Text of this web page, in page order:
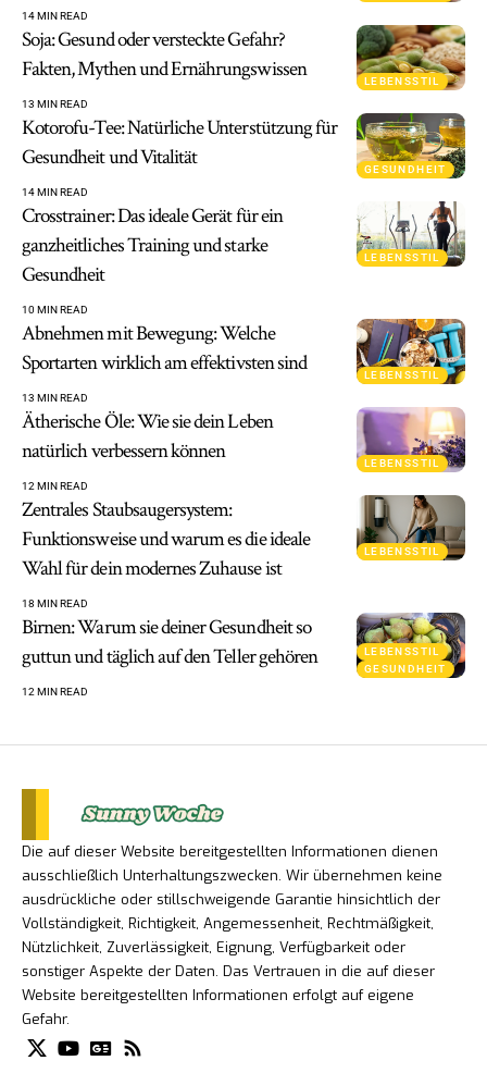
14 MIN READ
LEBENSSTIL
Soja: Gesund oder versteckte Gefahr?
Fakten, Mythen und Ernährungswissen
13 MIN READ
GESUNDHEIT
Kotorofu-Tee: Natürliche Unterstützung für
Gesundheit und Vitalität
14 MIN READ
LEBENSSTIL
Crosstrainer: Das ideale Gerät für ein
ganzheitliches Training und starke
Gesundheit
10 MIN READ
LEBENSSTIL
Abnehmen mit Bewegung: Welche
Sportarten wirklich am effektivsten sind
13 MIN READ
LEBENSSTIL
Ätherische Öle: Wie sie dein Leben
natürlich verbessern können
12 MIN READ
LEBENSSTIL
Zentrales Staubsaugersystem:
Funktionsweise und warum es die ideale
Wahl für dein modernes Zuhause ist
18 MIN READ
LEBENSSTIL
GESUNDHEIT
Birnen: Warum sie deiner Gesundheit so
guttun und täglich auf den Teller gehören
12 MIN READ
Die auf dieser Website bereitgestellten Informationen dienen
ausschließlich Unterhaltungszwecken. Wir übernehmen keine
ausdrückliche oder stillschweigende Garantie hinsichtlich der
Vollständigkeit, Richtigkeit, Angemessenheit, Rechtmäßigkeit,
Nützlichkeit, Zuverlässigkeit, Eignung, Verfügbarkeit oder
sonstiger Aspekte der Daten. Das Vertrauen in die auf dieser
Website bereitgestellten Informationen erfolgt auf eigene
Gefahr.